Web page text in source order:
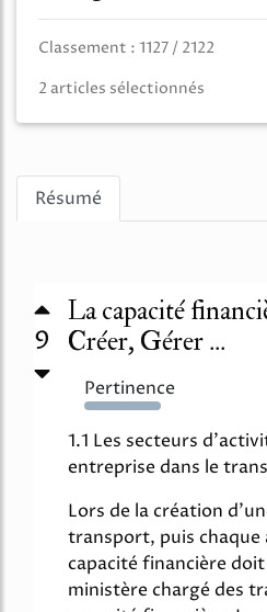
Classement : 1127 / 2122
2 articles sélectionnés
Résumé
9
La capacité
Créer, Gérer ...
Pertinence
2490%
1.1 Les secteurs
entreprise dans le
Lors de la création
transport, puis
capacité financière
ministère chargé des